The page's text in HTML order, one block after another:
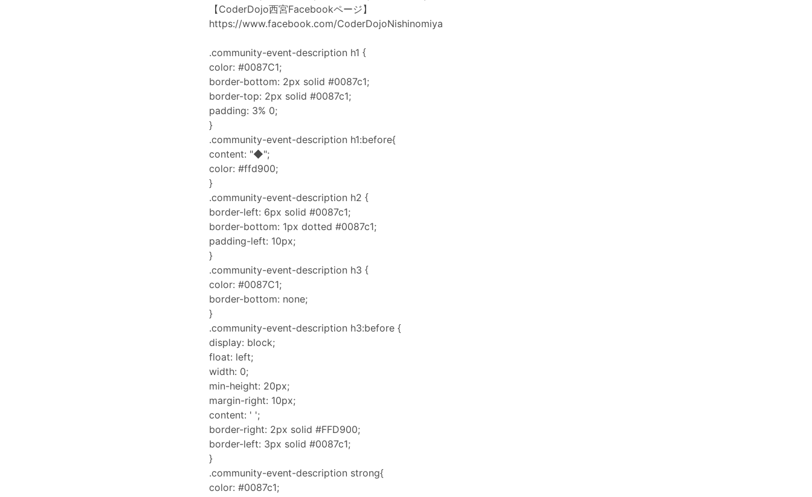
【CoderDojo西宮Facebookページ】
https://www.facebook.com/CoderDojoNishinomiya
.community-event-description h1 {
color: #0087C1;
border-bottom: 2px solid #0087c1;
border-top: 2px solid #0087c1;
padding: 3% 0;
}
.community-event-description h1:before{
content: "◆";
color: #ffd900;
}
.community-event-description h2 {
border-left: 6px solid #0087c1;
border-bottom: 1px dotted #0087c1;
padding-left: 10px;
}
.community-event-description h3 {
color: #0087C1;
border-bottom: none;
}
.community-event-description h3:before {
display: block;
float: left;
width: 0;
min-height: 20px;
margin-right: 10px;
content: ' ';
border-right: 2px solid #FFD900;
border-left: 3px solid #0087c1;
}
.community-event-description strong{
color: #0087c1;